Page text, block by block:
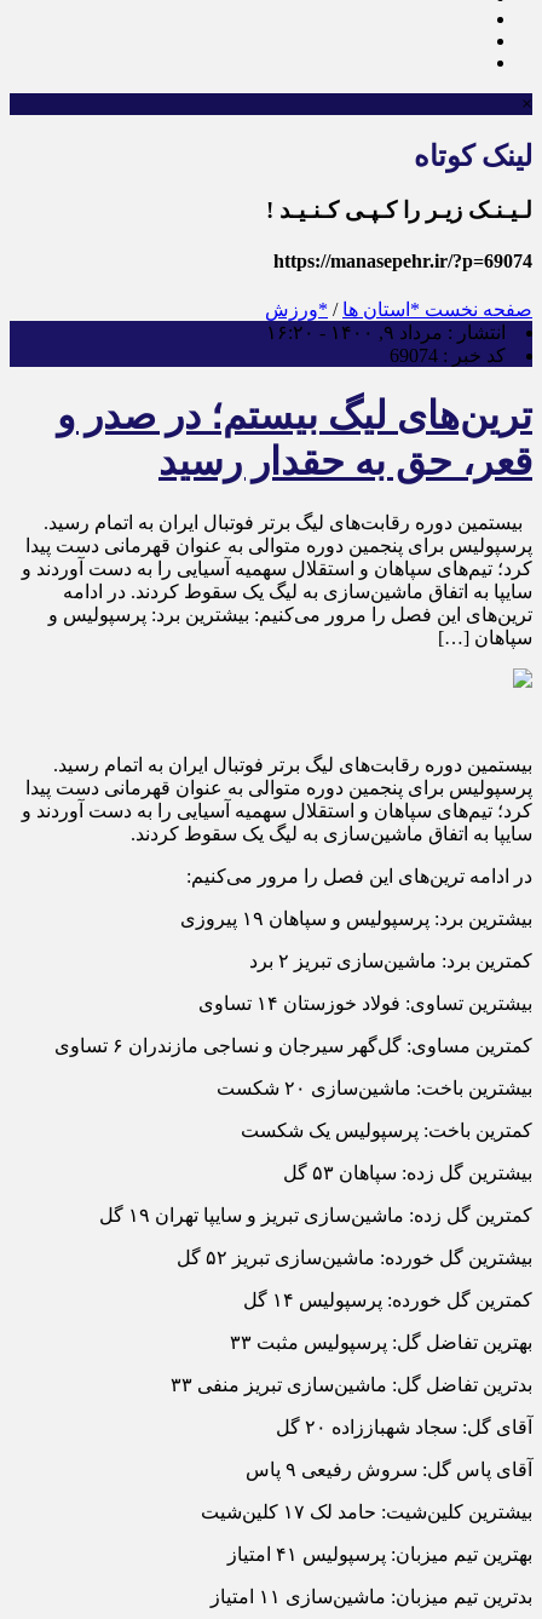
×
لینک کوتاه
لـیـنـک زیـر را کـپـی کـنـیـد !
https://manasepehr.ir/?p=69074
صفحه نخست *استان ها / *ورزش
انتشار : مرداد ۹, ۱۴۰۰ - ۱۶:۲۰
کد خبر : 69074
ترین‌های لیگ بیستم؛ در صدر و
قعر، حق به حقدار رسید
بیستمین دوره رقابت‌های لیگ برتر فوتبال ایران به اتمام رسید.
پرسپولیس برای پنجمین دوره متوالی به عنوان قهرمانی دست پیدا
کرد؛ تیم‌های سپاهان و استقلال سهمیه آسیایی را به دست آوردند و
سایپا به اتفاق ماشین‌سازی به لیگ یک سقوط کردند. در ادامه
ترین‌های این فصل را مرور می‌کنیم: بیشترین برد: پرسپولیس و
سپاهان […]
بیستمین دوره رقابت‌های لیگ برتر فوتبال ایران به اتمام رسید.
پرسپولیس برای پنجمین دوره متوالی به عنوان قهرمانی دست پیدا
کرد؛ تیم‌های سپاهان و استقلال سهمیه آسیایی را به دست آوردند و
سایپا به اتفاق ماشین‌سازی به لیگ یک سقوط کردند.
در ادامه ترین‌های این فصل را مرور می‌کنیم:
بیشترین برد: پرسپولیس و سپاهان ۱۹ پیروزی
کمترین برد: ماشین‌سازی تبریز ۲ برد
بیشترین تساوی: فولاد خوزستان ۱۴ تساوی
کمترین مساوی: گل‌گهر سیرجان و نساجی مازندران ۶ تساوی
بیشترین باخت: ماشین‌سازی ۲۰ شکست
کمترین باخت: پرسپولیس یک شکست
بیشترین گل زده: سپاهان ۵۳ گل
کمترین گل زده: ماشین‌سازی تبریز و سایپا تهران ۱۹ گل
بیشترین گل خورده: ماشین‌سازی تبریز ۵۲ گل
کمترین گل خورده: پرسپولیس ۱۴ گل
بهترین تفاضل گل: پرسپولیس مثبت ۳۳
بدترین تفاضل گل: ماشین‌سازی تبریز منفی ۳۳
آقای گل: سجاد شهباززاده ۲۰ گل
آقای پاس گل: سروش رفیعی ۹ پاس
بیشترین کلین‌شیت: حامد لک ۱۷ کلین‌شیت
بهترین تیم میزبان: پرسپولیس ۴۱ امتیاز
بدترین تیم میزبان: ماشین‌سازی ۱۱ امتیاز